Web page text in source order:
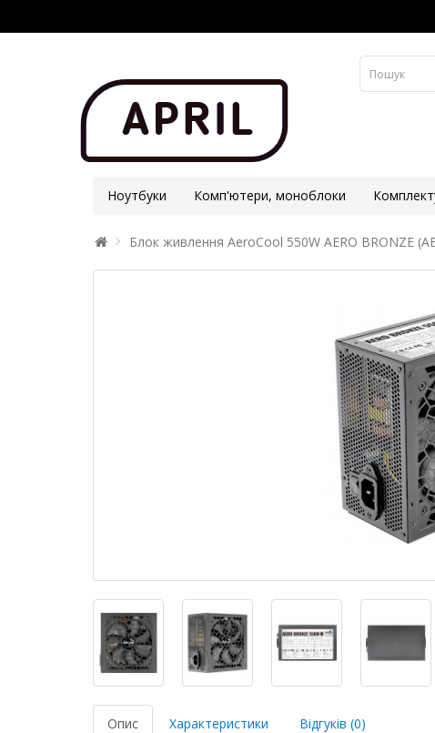
Ноутбуки Комп'ютери, моноблоки
Блок живлення AeroCool 550W AERO BRONZE
Опис Характеристики Відгуків (0)